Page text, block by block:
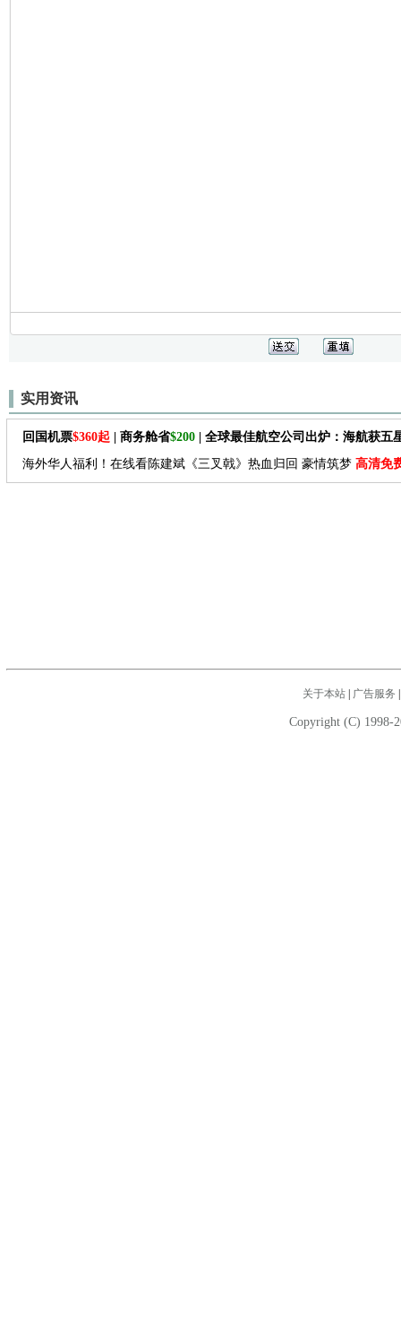
实用资讯
回国机票$360起 | 商务舱省$200 | 全球最佳航空公司出炉：海航获五
海外华人福利！在线看陈建斌《三叉戟》热血归回 豪情筑梦 高清免
关于本站| 广告服务
Copyright (C) 1998-